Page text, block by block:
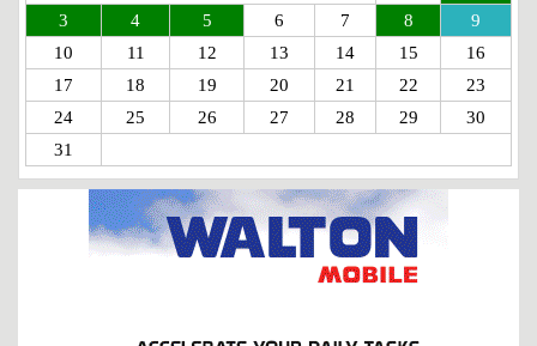
রাষ্ট্রীয় সম্পদ বিক্রির পুরোনো খেলা!
গণতান্ত্রিক পুলিশিং: দরকার প্রযুক্তি, জবাবদিহিতা ও মানবিকতার সমন্বয়
আরটিএ চুক্তি: গোলামির জিঞ্জির ভেঙে ফেলুন
জিয়া পরিবারকে ধ্বংস করতে চেয়েছিল কারা?
যাকাতের চেয়ে চাঁদাবাজি ভালো: কঠিন পরীক্ষার মুখে তারেক-বিএনপি
একজন ফরিদা খানম এবং জনপ্রশাসনের দুষ্টুচক্র
ইরান যুদ্ধে জড়িয়ে বিপাকে ট্রাম্প-আমেরিকা!
জঙ্গি প্রসঙ্গ: সরকারকে বিভ্রান্ত করার কৌশল নাকি অন্য কিছু?
3
4 5 6 7 8
9
10
11 12 13 14 15
16
17
18 19 20 21 22
23
24
25 26 27 28 29
30
31